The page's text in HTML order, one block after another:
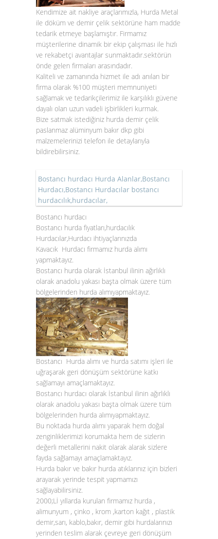
Kendimize ait nakliye araçlarımızla, Hurda Metal
ile döküm ve demir çelik sektörüne ham madde
tedarik etmeye başlamıştır. Firmamız
müşterilerine dinamik bir ekip çalışması ile hızlı
ve rekabetçi avantajlar sunmaktadır.sektörün
önde gelen firmaları arasındadır.
Kaliteli ve zamanında hizmet ile adı anılan bir
firma olarak %100 müşteri memnuniyeti
sağlamak ve tedarikçilerimiz ile karşılıklı güvene
dayalı olan uzun vadeli işbirlikleri kurmak.
Bize satmak istediğiniz hurda demir çelik
paslanmaz alüminyum bakır dkp gibi
malzemelerinizi telefon ile detaylarıyla
bildirebilirsiniz.
Bostancı hurdacı Hurda Alanlar,Bostancı
Hurdacı,Bostancı Hurdacılar bostancı
hurdacılık,hurdacılar,
Bostancı hurdacı
Bostancı hurda fiyatları,hurdacılık
Hurdacılar,Hurdacı ihtiyaçlarınızda
Kavacık Hurdacı firmamız hurda alımı
yapmaktayız.
Bostancı hurda olarak İstanbul ilinin ağırlıklı
olarak anadolu yakası başta olmak üzere tüm
bölgelerinden hurda alımıyapmaktayız.
Bostancı Hurda alımı ve hurda satımı işleri ile
uğraşarak geri dönüşüm sektörüne katkı
sağlamayı amaçlamaktayız.
Bostancı hurdacı olarak İstanbul ilinin ağırlıklı
olarak anadolu yakası başta olmak üzere tüm
bölgelerinden hurda alımıyapmaktayız.
Bu noktada hurda alımı yaparak hem doğal
zenginliklerimizi korumakta hem de sizlerin
değerli metallerini nakit olarak alarak sizlere
fayda sağlamayı amaçlamaktayız.
Hurda bakır ve bakır hurda atıklarınız için bizleri
arayarak yerinde tespit yapmamızı
sağlayabilirsiniz.
2000;Lİ yıllarda kurulan firmamız hurda ,
alimunyum , çinko , krom ,karton kağıt , plastik
demir,sarı, kablo,bakır, demir gibi hurdalarınızı
yerinden teslim alarak çevreye geri dönüşüm